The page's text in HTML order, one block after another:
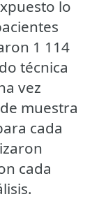
lo
1 114
técnica
vez
muestra
cada
cada